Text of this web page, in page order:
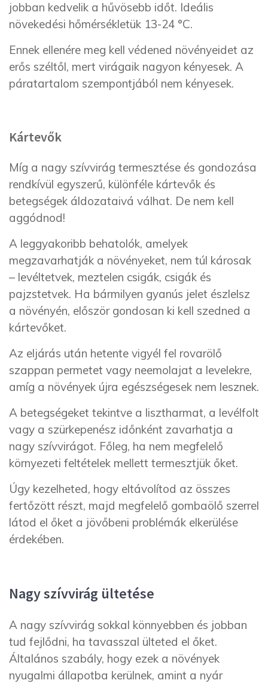
jobban kedvelik a hűvösebb időt. Ideális
növekedési hőmérsékletük 13-24 °C.
Ennek ellenére meg kell védened növényeidet az
erős széltől, mert virágaik nagyon kényesek. A
páratartalom szempontjából nem kényesek.
Kártevők
Míg a nagy szívvirág termesztése és gondozása
rendkívül egyszerű, különféle kártevők és
betegségek áldozataivá válhat. De nem kell
aggódnod!
A leggyakoribb behatolók, amelyek
megzavarhatják a növényeket, nem túl károsak
– levéltetvek, meztelen csigák, csigák és
pajzstetvek. Ha bármilyen gyanús jelet észlelsz
a növényén, először gondosan ki kell szedned a
kártevőket.
Az eljárás után hetente vigyél fel rovarölő
szappan permetet vagy neemolajat a levelekre,
amíg a növények újra egészségesek nem lesznek.
A betegségeket tekintve a lisztharmat, a levélfolt
vagy a szürkepenész időnként zavarhatja a
nagy szívvirágot. Főleg, ha nem megfelelő
környezeti feltételek mellett termesztjük őket.
Úgy kezelheted, hogy eltávolítod az összes
fertőzött részt, majd megfelelő gombaölő szerrel
látod el őket a jövőbeni problémák elkerülése
érdekében.
Nagy szívvirág ültetése
A nagy szívvirág sokkal könnyebben és jobban
tud fejlődni, ha tavasszal ülteted el őket.
Általános szabály, hogy ezek a növények
nyugalmi állapotba kerülnek, amint a nyár